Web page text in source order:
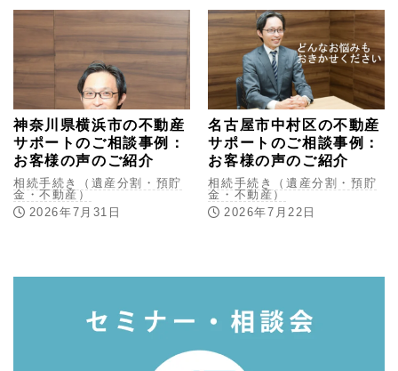
神奈川県横浜市の不動産
サポートのご相談事例：
お客様の声のご紹介
相続手続き（遺産分割・預貯
金・不動産）
2026年7月31日
名古屋市中村区の不動産
サポートのご相談事例：
お客様の声のご紹介
相続手続き（遺産分割・預貯
金・不動産）
2026年7月22日